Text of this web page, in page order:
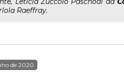
Raeffray.
de 2020